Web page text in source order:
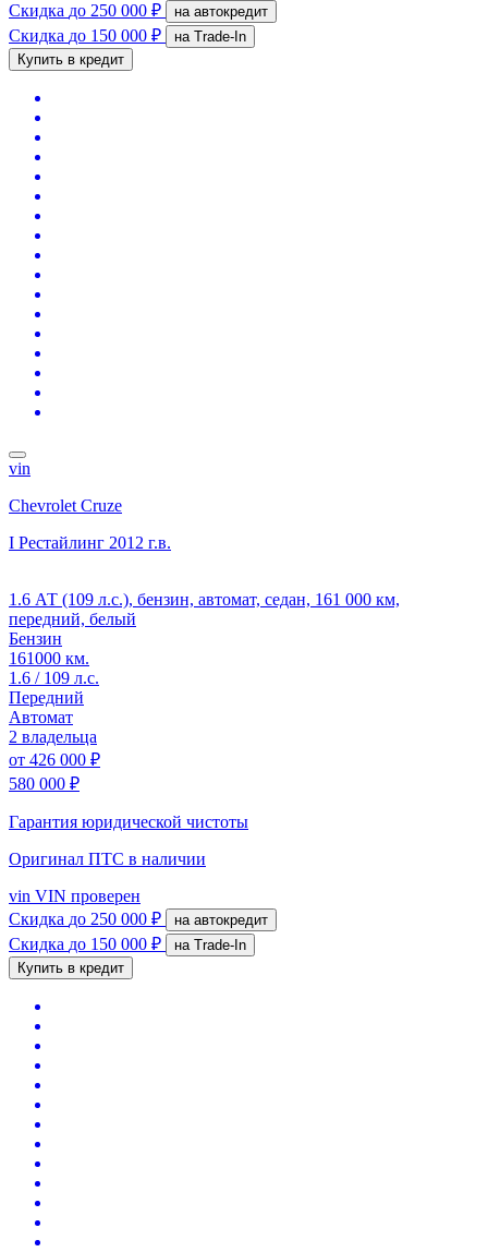
Скидка до 250 000 ₽ на автокредит
Скидка до 150 000 ₽
на Trade-In
Купить в кредит
vin
Chevrolet Cruze
I Рестайлинг 2012 г.в.
1.6 АТ (109 л.с.), бензин, автомат, седан, 161 000 км,
передний, белый
Бензин
161000 км.
1.6 / 109 л.с.
Передний
Автомат
2 владельца
от 426 000 ₽
580 000 ₽
Гарантия юридической чистоты
Оригинал ПТС в наличии
vin VIN проверен
Скидка до 250 000 ₽ на автокредит
Скидка до 150 000 ₽
на Trade-In
Купить в кредит